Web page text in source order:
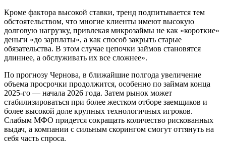
Кроме фактора высокой ставки, тренд подпитывается тем
обстоятельством, что многие клиенты имеют высокую
долговую нагрузку, привлекая микрозаймы не как «короткие»
деньги «до зарплаты», а как способ закрыть старые
обязательства. В этом случае цепочки займов становятся
длиннее, а обслуживать их все сложнее».
По прогнозу Чернова, в ближайшие полгода увеличение
объема просрочки продолжится, особенно по займам конца
2025-го — начала 2026 года. Затем рынок может
стабилизироваться при более жестком отборе заемщиков и
более высокой доле крупных технологичных игроков.
Слабым МФО придется сокращать количество рискованных
выдач, а компании с сильным скорингом смогут оттянуть на
себя часть спроса.